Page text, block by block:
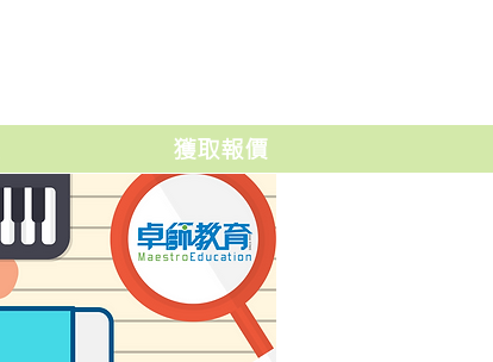
獲取報價